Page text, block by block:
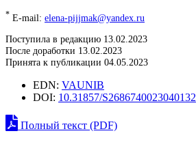
* E-mail: elena-pijjmak@yandex.ru
Поступила в редакцию 13.02.2023
После доработки 13.02.2023
Принята к публикации 04.05.2023
EDN: VAUNIB
DOI: 10.31857/S2686740023040132
Полный текст (PDF)